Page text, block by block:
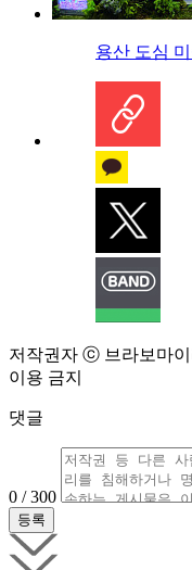
용산 도심
저작권자 ⓒ 브라보마
이용 금지
댓글
0 / 300